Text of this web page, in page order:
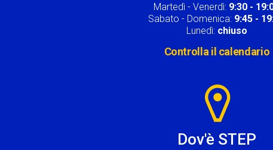
Martedì - Venerdì: 9:30 -
Sabato - Domenica: 9:45 -
Lunedì: chiuso
Controlla il calendario
Dov'è STEP